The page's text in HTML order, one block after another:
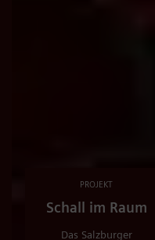
PROJEKT
Schall im Raum
Das Salzburger